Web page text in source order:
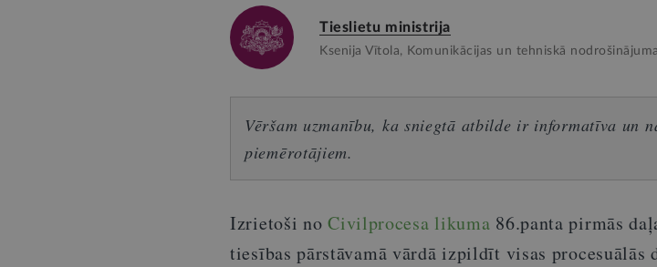
Tieslietu ministrija
Ksenija Vītola, Komunikācijas un tehniskā
Vēršam uzmanību, ka sniegtā atbilde ir informatīva un
piemērotājiem.
Izrietoši noCivilprocesa likuma 86.panta pirmās
tiesības pārstāvamā vārdā izpildīt visas procesuālās